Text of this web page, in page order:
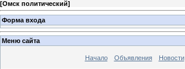
[Омск политический]
Форма входа
Меню сайта
Начало Объявления Новости